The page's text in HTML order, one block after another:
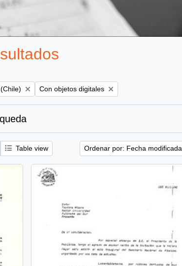
filter: Remove filter:
Con objetos digitales
Table view Ordenar por: Fecha modificada